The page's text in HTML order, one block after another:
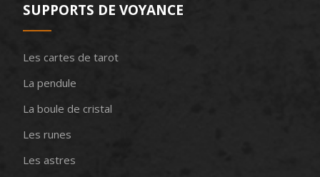
SUPPORTS DE VOYANCE
Les cartes de tarot
La pendule
La boule de cristal
Les runes
Les astres